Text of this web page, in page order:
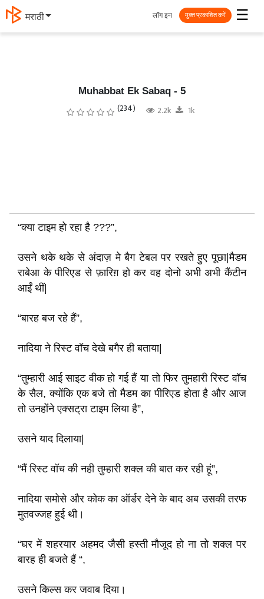
मराठी ☰
लॉग इन मुक्त प्रकाशित करें
Muhabbat Ek Sabaq - 5
(234) 2.2k 1k
“क्या टाइम हो रहा है ???”,
उसने थके थके से अंदाज़ मे बैग टेबल पर रखते हुए पूछा|मैडम
राबेआ के पीरिएड से फ़ारिग़ हो कर वह दोनो अभी अभी कैंटीन
आईं थीं|
“बारह बज रहे हैं”,
नादिया ने रिस्ट वॉच देखे बगैर ही बताया|
“तुम्हारी आई साइट वीक हो गई हैं या तो फिर तुमहारी रिस्ट वॉच
के सैल, क्योंकि एक बजे तो मैडम का पीरिएड होता है और आज
तो उनहोंने एक्सट्रा टाइम लिया है”,
उसने याद दिलाया|
“मैं रिस्ट वॉच की नही तुम्हारी शक्ल की बात कर रही हूं”,
नादिया समोसे और कोक का ऑर्डर देने के बाद अब उसकी तरफ
मुतवज्जह हुई थी।
“घर में शहरयार अहमद जैसी हस्ती मौजूद हो ना तो शक्ल पर
बारह ही बजते हैं “,
उसने किल्स कर जवाब दिया।